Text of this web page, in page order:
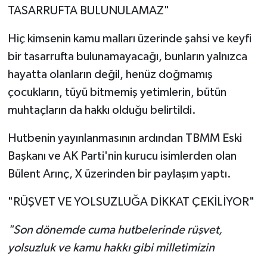
TASARRUFTA BULUNULAMAZ"
Hiç kimsenin kamu malları üzerinde şahsi ve keyfi
bir tasarrufta bulunamayacağı, bunların yalnızca
hayatta olanların değil, henüz doğmamış
çocukların, tüyü bitmemiş yetimlerin, bütün
muhtaçların da hakkı olduğu belirtildi.
Hutbenin yayınlanmasının ardından TBMM Eski
Başkanı ve AK Parti'nin kurucu isimlerden olan
Bülent Arınç, X üzerinden bir paylaşım yaptı.
"RÜŞVET VE YOLSUZLUĞA DİKKAT ÇEKİLİYOR"
"Son dönemde cuma hutbelerinde rüşvet,
yolsuzluk ve kamu hakkı gibi milletimizin